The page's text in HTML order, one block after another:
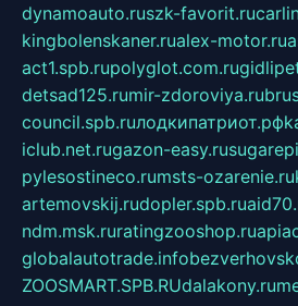
dynamoauto.ruszk-favorit.ru
kingbolenskaner.rualex-motor.ru
act1.spb.rupolyglot.com.ru
detsad125.rumir-zdoroviya.ru
council.spb.ruлодкипатриот.рф
iclub.net.rugazon-easy.ru
pylesostineco.rumsts-ozarenie.ru
artemovskij.rudopler.spb.ru
ndm.msk.ruratingzooshop.ru
globalautotrade.info
ZOOSMART.SPB.RUdalakony.ru